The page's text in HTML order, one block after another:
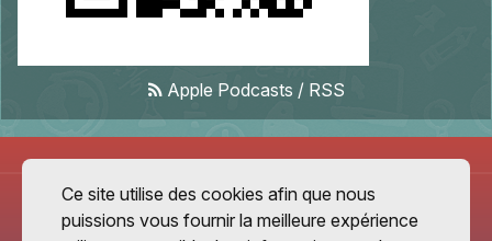
Apple Podcasts / RSS
Ce site utilise des cookies afin que nous
puissions vous fournir la meilleure expérience